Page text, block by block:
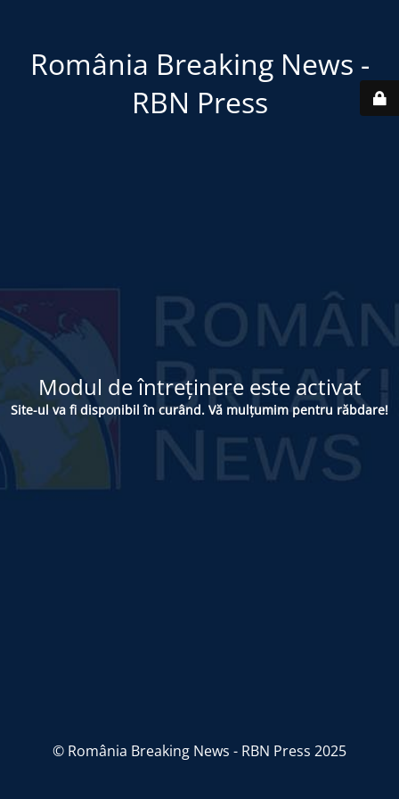
România Breaking News -
RBN Press
Modul de întreținere este activat
Site-ul va fi disponibil în curând. Vă mulțumim pentru răbdare!
© România Breaking News - RBN Press 2025